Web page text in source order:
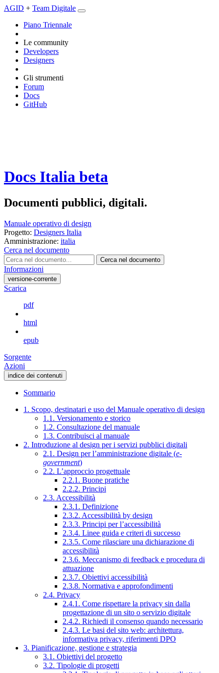
AGID + Team Digitale
Piano Triennale
Le community
Developers
Designers
Gli strumenti
Forum
Docs
GitHub
Docs Italia beta
Documenti pubblici, digitali.
Manuale operativo di design
Progetto: Designers Italia
Amministrazione: italia
Cerca nel documento
Cerca nel documento
Informazioni
versione-corrente
Scarica
pdf
html
epub
Sorgente
Azioni
indice dei contenuti
Sommario
1. Scopo, destinatari e uso del Manuale operativo di design
1.1. Versionamento e storico
1.2. Consultazione del manuale
1.3. Contribuisci al manuale
2. Introduzione al design per i servizi pubblici digitali
2.1. Design per l’amministrazione digitale (e-
government)
2.2. L’approccio progettuale
2.2.1. Buone pratiche
2.2.2. Principi
2.3. Accessibilità
2.3.1. Definizione
2.3.2. Accessibilità by design
2.3.3. Principi per l’accessibilità
2.3.4. Linee guida e criteri di successo
2.3.5. Come rilasciare una dichiarazione di
accessibilità
2.3.6. Meccanismo di feedback e procedura di
attuazione
2.3.7. Obiettivi accessibilità
2.3.8. Normativa e approfondimenti
2.4. Privacy
2.4.1. Come rispettare la privacy sin dalla
progettazione di un sito o servizio digitale
2.4.2. Richiedi il consenso quando necessario
2.4.3. Le basi del sito web: architettura,
informativa privacy, riferimenti DPO
3. Pianificazione, gestione e strategia
3.1. Obiettivi del progetto
3.2. Tipologie di progetti